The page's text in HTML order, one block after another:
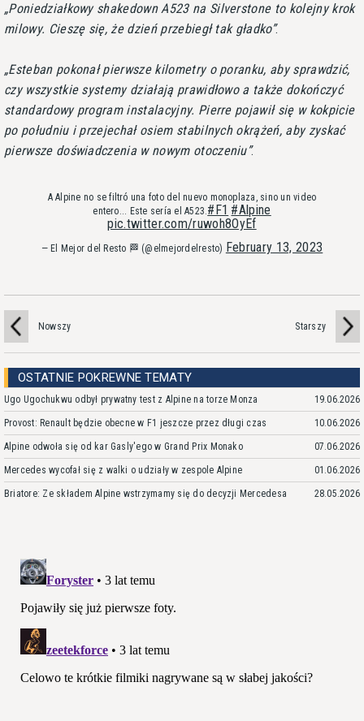
Poniedziałkowy shakedown A523 na Silverstone to kolejny krok
milowy. Cieszę się, że dzień przebiegł tak gładko .
Esteban pokonał pierwsze kilometry o poranku, aby sprawdzić,
czy wszystkie systemy działają prawidłowo a także dokończyć
standardowy program instalacyjny. Pierre pojawił się w kokpicie
po południu i przejechał osiem stabilnych okrążeń, aby zyskać
pierwsze doświadczenia w nowym otoczeniu .
A Alpine no se filtró una foto del nuevo monoplaza, sino un video
entero... Este sería el A523.#F1 #Alpine
pic.twitter.com/ruwoh8OyEf
— El Mejor del Resto 🏁 (@elmejordelresto) February 13, 2023
Nowszy Starszy
OSTATNIE POKREWNE TEMATY
Ugo Ugochukwu odbył prywatny test z Alpine na torze Monza 19.06.2026
Provost: Renault będzie obecne w F1 jeszcze przez długi czas 10.06.2026
Alpine odwoła się od kar Gasly'ego w Grand Prix Monako 07.06.2026
Mercedes wycofał się z walki o udziały w zespole Alpine 01.06.2026
Briatore: Ze składem Alpine wstrzymamy się do decyzji Mercedesa 28.05.2026